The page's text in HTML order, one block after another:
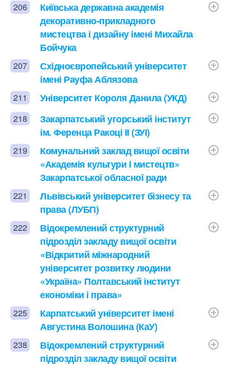
206
Київська державна академія
декоративно-прикладного
мистецтва і дизайну імені Михайла
Бойчука
207
Східноєвропейський університет
імені Рауфа Аблязова
211 Університет Короля Данила (УКД)
218
Закарпатський угорський інститут
ім. Ференца Ракоці ІІ (ЗУІ)
219
Комунальний заклад вищої освіти
«Академія культури i мистецтв»
Закарпатської обласної ради
221
Львівський університет бізнесу та
права (ЛУБП)
222
Відокремлений структурний
підрозділ закладу вищої освіти
«Відкритий міжнародний
університет розвитку людини
«Україна» Полтавський інститут
економіки і права»
225
Карпатський університет імені
Августина Волошина (КаУ)
238
Відокремлений структурний
підрозділ закладу вищої освіти